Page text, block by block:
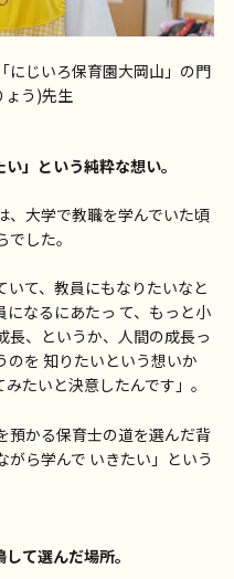
にじいろ保育園大岡山」の門
ょう)先生
」という純粋な想い。
、大学で教職を学んでいた頃
した。
いて、教員にもなりたいなと
なるにあたっ て、もっと小
長、というか、人間の成長っ
のを 知りたいという想いか
たいと決意したんです」。
預かる保育士の道を選んだ背
ら学んで いきたい」という
て選んだ場所。